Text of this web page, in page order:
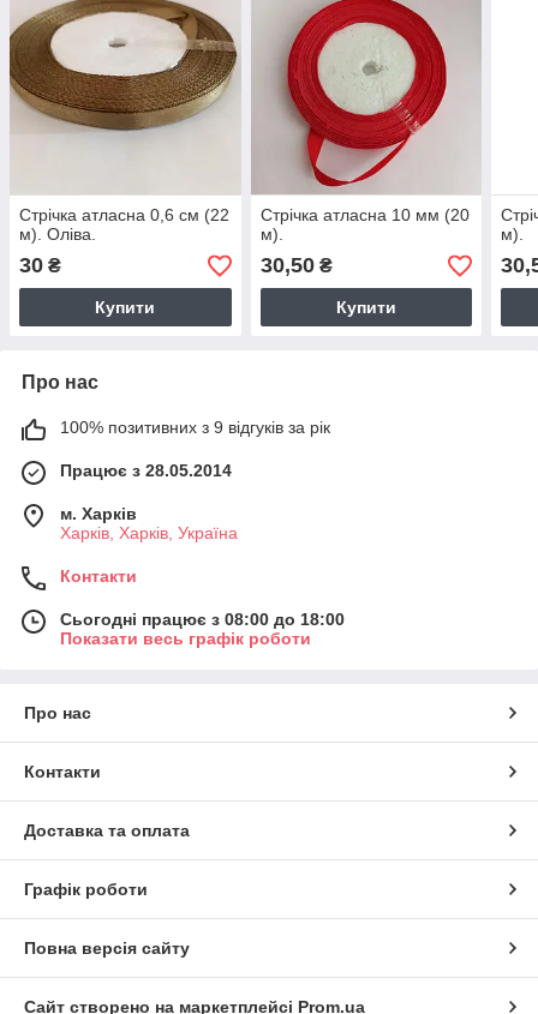
Стрічка атласна 0,6 см (22
м). Оліва.
30 ₴
Купити
Стрічка атласна 10 мм (20
м).
30,50₴
Купити
м).
Про нас
100% позитивних з 9 відгуків за рік
Працює з 28.05.2014
м. Харків
Харків, Харків, Україна
Контакти
Сьогодні працює з 08:00 до 18:00
Показати весь графік роботи
Про нас
Контакти
Доставка та оплата
Графік роботи
Повна версія сайту
Сайт створено на маркетплейсі Prom.ua